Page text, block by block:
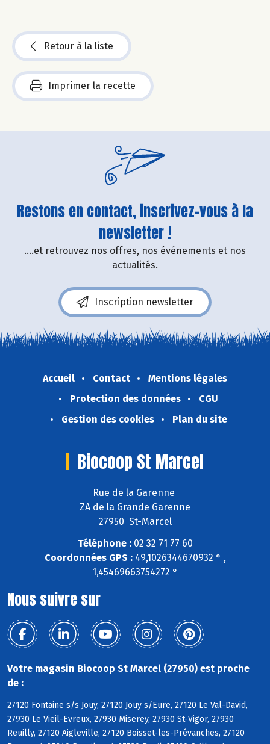
Retour à la liste
Imprimer la recette
Restons en contact, inscrivez-vous à la
newsletter !
....et retrouvez nos offres, nos événements et nos
actualités.
Inscription newsletter
Accueil Contact
Mentions légales
Protection des données
CGU
Gestion des cookies
Plan du site
Biocoop St Marcel
Rue de la Garenne
ZA de la Grande Garenne
27950 St-Marcel
Téléphone :02 32 71 77 60
Coordonnées GPS :49,1026344670932 ° ,
1,45469663754272 °
Nous suivre sur
Votre magasin Biocoop St Marcel (27950) est proche
de :
27120 Fontaine s/s Jouy, 27120 Jouy s/Eure, 27120 Le Val-David,
27930 Le Vieil-Evreux, 27930 Miserey, 27930 St-Vigor, 27930
Reuilly, 27120 Aigleville, 27120 Boisset-les-Prévanches, 27120